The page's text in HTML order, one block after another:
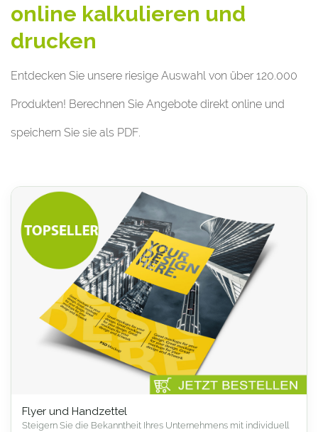
online kalkulieren und
drucken
Entdecken Sie unsere riesige Auswahl von über 120.000
Produkten! Berechnen Sie Angebote direkt online und
speichern Sie sie als PDF.
Flyer und Handzettel
Steigern Sie die Bekanntheit Ihres Unternehmens mit individuell